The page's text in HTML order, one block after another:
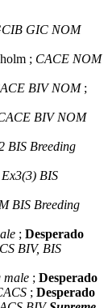
GIC NOM
; CACE NOM
BIV NOM;
BIV NOM
BIS Breeding
Ex3(3) BIS
BIS Breeding
; Desperado
BIV, BIS
male ; Desperado
; Desperado